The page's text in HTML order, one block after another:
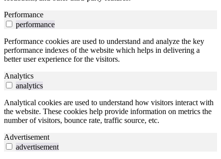
Performance
performance
Performance cookies are used to understand and analyze the key
performance indexes of the website which helps in delivering a
better user experience for the visitors.
Analytics
analytics
Analytical cookies are used to understand how visitors interact with
the website. These cookies help provide information on metrics the
number of visitors, bounce rate, traffic source, etc.
Advertisement
advertisement